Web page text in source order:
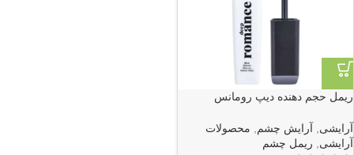
ریمل حجم دهنده دیپ رومانس
آرایشی
آرایش چشم
محصولات
آرایشی
ریمل چشم